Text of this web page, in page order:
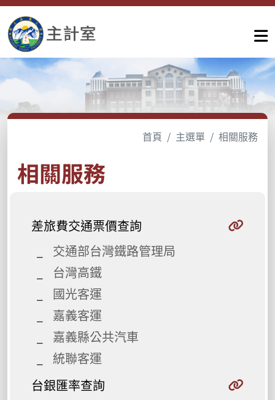
首頁 主選單 相關服務
相關服務
差旅費交通票價查詢
交通部台灣鐵路管理局
台灣高鐵
國光客運
嘉義客運
嘉義縣公共汽車
統聯客運
台銀匯率查詢